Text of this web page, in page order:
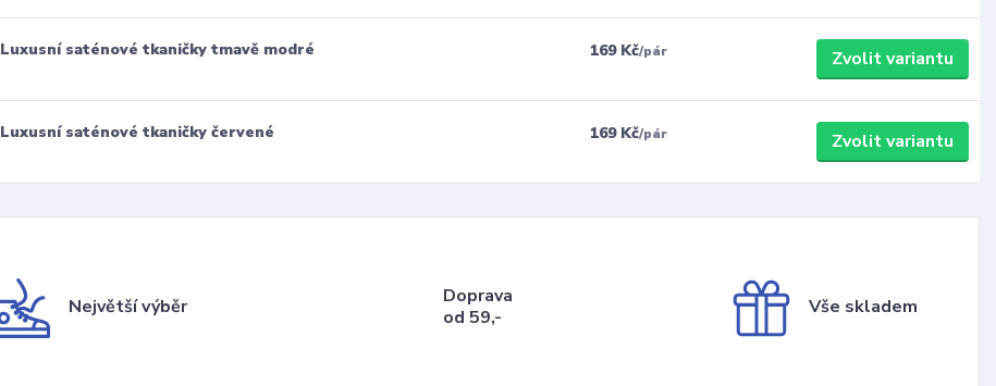
Luxusní saténové tkaničky tmavě modré 169 Kč/pár Zvolit variantu
Luxusní saténové tkaničky červené 169 Kč/pár Zvolit variantu
Největší výběr
Doprava
od 59,-
Vše skladem